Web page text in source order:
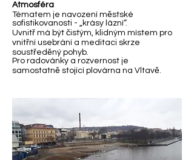
Atmosféra
Tématem je navození městské
sofistikovanosti - „krásy lázní“.
Uvnitř má být čistým, klidným místem pro
vnitřní usebrání a meditaci skrze
soustředěný pohyb.
Pro radovánky a rozvernost je
samostatně stojící plovárna na Vltavě.